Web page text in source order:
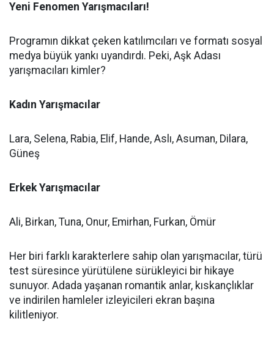
Yeni Fenomen Yarışmacıları!
Programın dikkat çeken katılımcıları ve formatı sosyal
medya büyük yankı uyandırdı. Peki, Aşk Adası
yarışmacıları kimler?
Kadın Yarışmacılar
Lara, Selena, Rabia, Elif, Hande, Aslı, Asuman, Dilara,
Güneş
Erkek Yarışmacılar
Ali, Birkan, Tuna, Onur, Emirhan, Furkan, Ömür
Her biri farklı karakterlere sahip olan yarışmacılar, türü
test süresince yürütülene sürükleyici bir hikaye
sunuyor. Adada yaşanan romantik anlar, kıskançlıklar
ve indirilen hamleler izleyicileri ekran başına
kilitleniyor.